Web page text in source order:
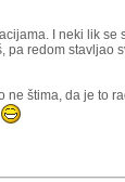
I neki lik
redom stavljao
štima, da je to